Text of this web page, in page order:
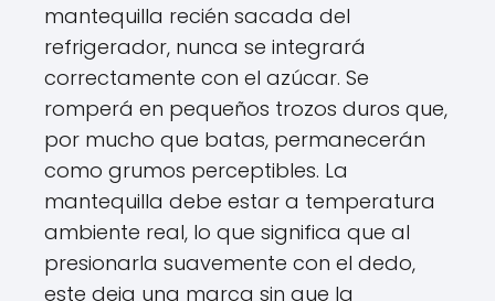
mantequilla recién sacada del
refrigerador, nunca se integrará
correctamente con el azúcar. Se
romperá en pequeños trozos duros que,
por mucho que batas, permanecerán
como grumos perceptibles. La
mantequilla debe estar a temperatura
ambiente real, lo que significa que al
presionarla suavemente con el dedo,
este deja una marca sin que la